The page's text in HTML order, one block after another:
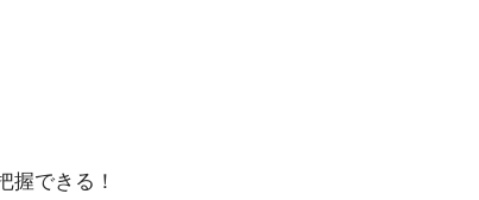
握できる！